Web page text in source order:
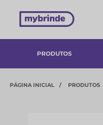
PRODUTOS
PÁGINA INICIAL PRODUTOS